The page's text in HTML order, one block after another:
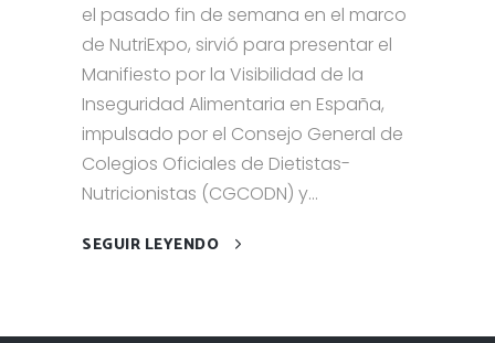
el pasado fin de semana en el marco
de NutriExpo, sirvió para presentar el
Manifiesto por la Visibilidad de la
Inseguridad Alimentaria en España,
impulsado por el Consejo General de
Colegios Oficiales de Dietistas-
Nutricionistas (CGCODN) y...
SEGUIR LEYENDO